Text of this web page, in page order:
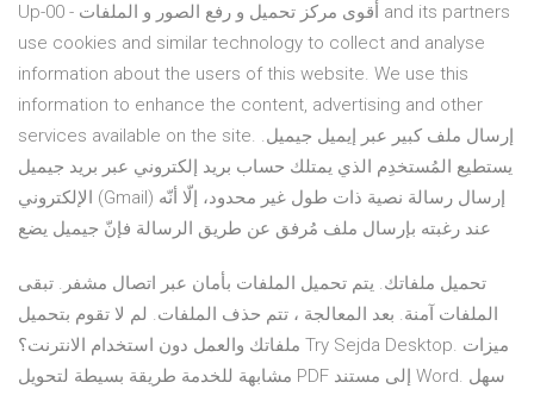
Up-00 - أقوى مركز تحميل و رفع الصور و الملفات and its partners
use cookies and similar technology to collect and analyse
information about the users of this website. We use this
information to enhance the content, advertising and other
services available on the site. إرسال ملف كبير عبر إيميل جيميل.
يستطيع المُستخدِم الذي يمتلك حساب بريد إلكتروني عبر بريد جيميل
الإلكتروني (Gmail) إرسال رسالة نصية ذات طول غير محدود، إلّا أنّه
عند رغبته بإرسال ملف مُرفق عن طريق الرسالة فإنّ جيميل يضع
تحميل ملفاتك. يتم تحميل الملفات بأمان عبر اتصال مشفر. تبقى
الملفات آمنة. بعد المعالجة ، تتم حذف الملفات. لم لا تقوم بتحميل
ملفاتك والعمل دون استخدام الانترنت؟ Try Sejda Desktop. ميزات
مشابهة للخدمة طريقة بسيطة لتحويل PDF إلى مستند Word. سهل